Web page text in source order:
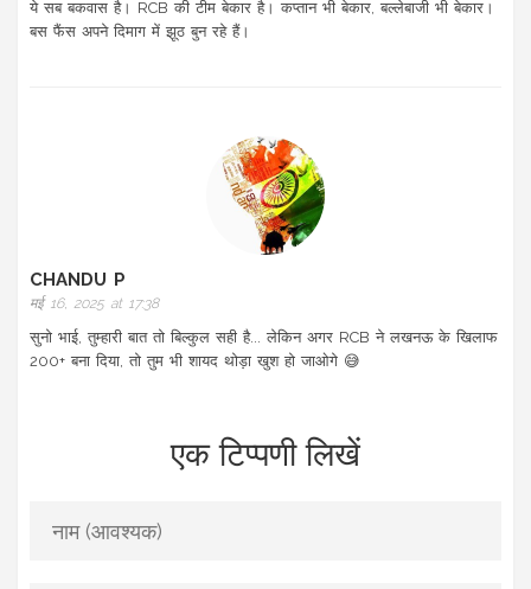
ये सब बकवास है। RCB की टीम बेकार है। कप्तान भी बेकार, बल्लेबाजी भी बेकार।
बस फैंस अपने दिमाग में झूठ बुन रहे हैं।
CHANDU P
मई 16, 2025 at 17:38
सुनो भाई, तुम्हारी बात तो बिल्कुल सही है... लेकिन अगर RCB ने लखनऊ के खिलाफ
200+ बना दिया, तो तुम भी शायद थोड़ा खुश हो जाओगे 😅
एक टिप्पणी लिखें